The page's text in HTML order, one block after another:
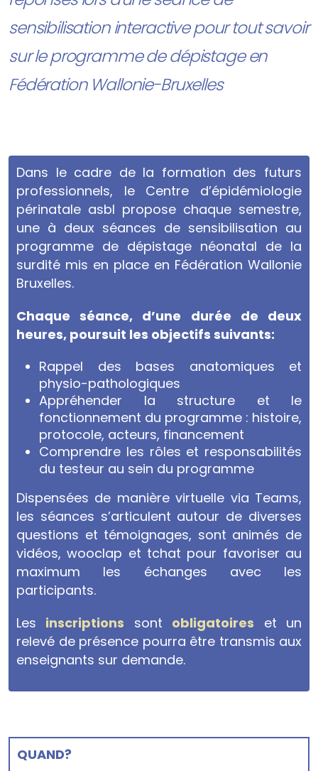
sensibilisation interactive pour tout savoir
sur le programme de dépistage en
Fédération Wallonie-Bruxelles
Dans le cadre de la formation des futurs
professionnels, le Centre d’épidémiologie
périnatale asbl propose chaque semestre,
une à deux séances de sensibilisation au
programme de dépistage néonatal de la
surdité mis en place en Fédération Wallonie
Bruxelles.
Chaque séance, d’une durée de deux
heures, poursuit les objectifs suivants:
Rappel des bases anatomiques et
physio-pathologiques
Appréhender la structure et le
fonctionnement du programme : histoire,
protocole, acteurs, financement
Comprendre les rôles et responsabilités
du testeur au sein du programme
Dispensées de manière virtuelle via Teams,
les séances s’articulent autour de diverses
questions et témoignages, sont animés de
vidéos, wooclap et tchat pour favoriser au
maximum les échanges avec les
participants.
Les inscriptions sont obligatoires et un
relevé de présence pourra être transmis aux
enseignants sur demande.
QUAND?